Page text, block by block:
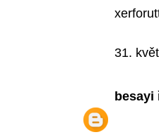
31.
besayi